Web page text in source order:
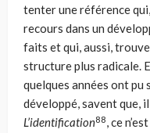
tenter une référence
recours dans un
faits et qui, aussi,
structure plus radicale.
quelques années ont pu
développé, savent que,
L’identification88, ce